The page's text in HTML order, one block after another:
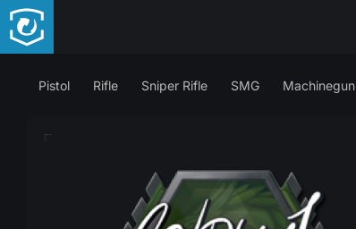
Pistol Rifle Sniper Rifle SMG Machinegun